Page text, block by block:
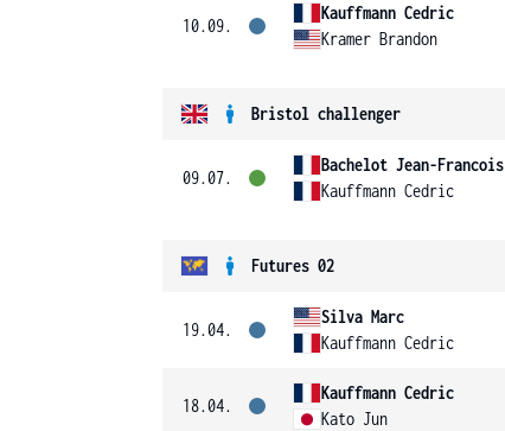
10.09.
Kauffmann Cedric
Kramer Brandon
Bristol challenger
09.07.
Bachelot Jean-Francois
Kauffmann Cedric
Futures 02
19.04.
Silva Marc
Kauffmann Cedric
18.04.
Kauffmann Cedric
Kato Jun